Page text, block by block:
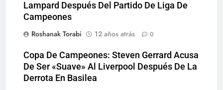
Lampard Después Del Partido De Liga De
Campeones
Roshanak Torabi
12 años atrás 0
Copa De Campeones: Steven Gerrard Acusa
De Ser «Suave» Al Liverpool Después De La
Derrota En Basilea